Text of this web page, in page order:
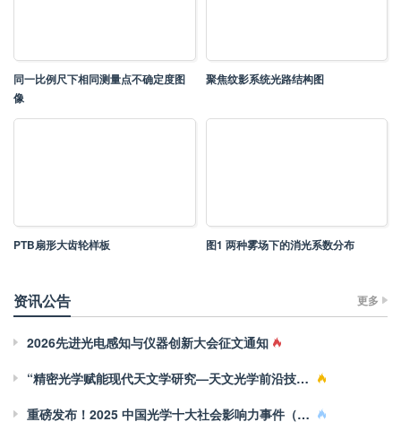
同一比例尺下相同测量点不确定度图
像
聚焦纹影系统光路结构图
PTB扇形大齿轮样板 图1 两种雾场下的消光系数分布
资讯公告 更多
2026先进光电感知与仪器创新大会征文通知
“精密光学赋能现代天文学研究—天文光学前沿技术与方法”专栏征稿
重磅发布！2025 中国光学十大社会影响力事件（Light10）